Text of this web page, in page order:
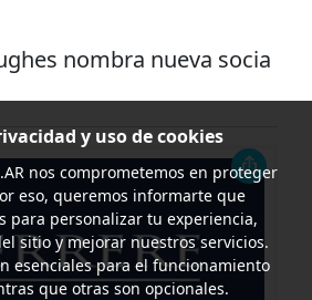
nombra nueva socia
y uso de cookies
nos comprometemos en proteger
eso, queremos informarte que
para personalizar tu experiencia,
sitio y mejorar nuestros servicios.
esenciales para el funcionamiento
que otras son opcionales.